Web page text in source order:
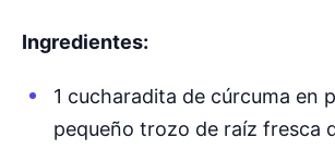
Ingredientes:
1 cucharadita de cúrcuma en
pequeño trozo de raíz fresca